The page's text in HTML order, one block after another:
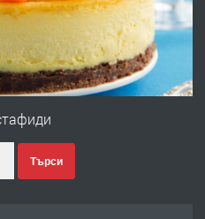
преди 1 година
на малки детайли за
Търси